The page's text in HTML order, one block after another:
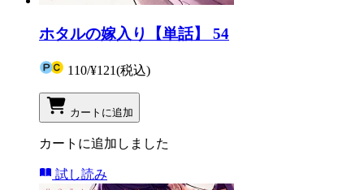
ホタルの嫁入り【単話】 54
110/¥121(税込)
カートに追加
カートに追加しました
試し読み